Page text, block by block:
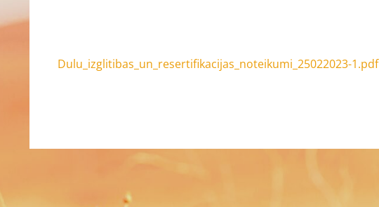
Dulu_izglitibas_un_resertifikacijas_noteikumi_25022023-1.pdf